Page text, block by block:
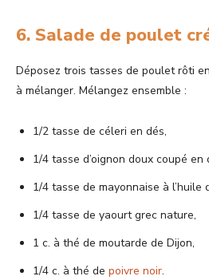
6. Salade de poulet
Déposez trois tasses de poulet rôti
à mélanger. Mélangez ensemble :
1/2 tasse de céleri en dés,
1/4 tasse d’oignon doux coupé en
1/4 tasse de mayonnaise à l’huile
1/4 tasse de yaourt grec nature,
1 c. à thé de moutarde de Dijon,
1/4 c. à thé de poivre noir.